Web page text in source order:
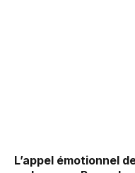
L’appel émotionnel